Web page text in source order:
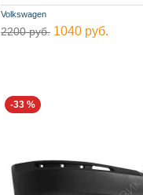
Volkswagen
2200 руб. 1040 руб.
-33 %